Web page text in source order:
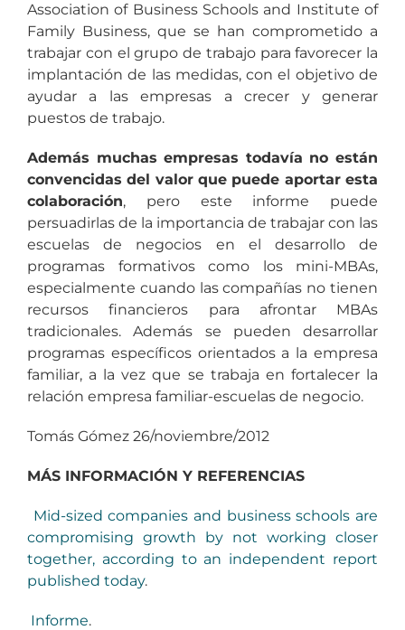
Association of Business Schools and Institute of
Family Business, que se han comprometido a
trabajar con el grupo de trabajo para favorecer la
implantación de las medidas, con el objetivo de
ayudar a las empresas a crecer y generar
puestos de trabajo.
Además muchas empresas todavía no están
convencidas del valor que puede aportar esta
colaboración, pero este informe puede
persuadirlas de la importancia de trabajar con las
escuelas de negocios en el desarrollo de
programas formativos como los mini-MBAs,
especialmente cuando las compañías no tienen
recursos financieros para afrontar MBAs
tradicionales. Además se pueden desarrollar
programas específicos orientados a la empresa
familiar, a la vez que se trabaja en fortalecer la
relación empresa familiar-escuelas de negocio.
Tomás Gómez 26/noviembre/2012
MÁS INFORMACIÓN Y REFERENCIAS
Mid-sized companies and business schools are
compromising growth by not working closer
together, according to an independent report
published today.
Informe.